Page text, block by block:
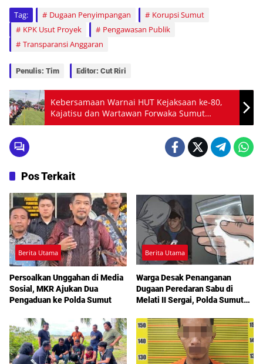
Tag: Dugaan Penyimpangan
Korupsi Sumut
KPK Usut Proyek
Pengawasan Publik
Transparansi Anggaran
Penulis: Tim Editor: Cut Riri
Kebersamaan Warnai HUT Kejaksaan ke-80,
Kajatisu dan Wartawan Forwaka Sumut
Kompak di Medan
Pos Terkait
Berita Utama
Persoalkan Unggahan di Media
Sosial, MKR Ajukan Dua
Pengaduan ke Polda Sumut
Berita Utama
Warga Desak Penanganan
Dugaan Peredaran Sabu di
Melati II Sergai, Polda Sumut